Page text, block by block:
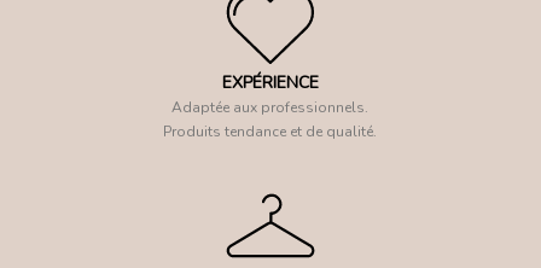
EXPÉRIENCE
Adaptée aux professionnels.
Produits tendance et de qualité.